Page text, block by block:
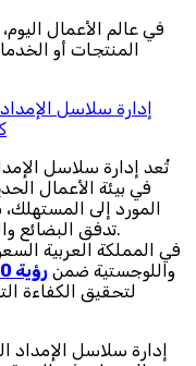
في عالم الأعمال
المنتجات أو
إدارة سلاسل
تُعد إدارة سلاسل
في بيئة الأعمال
المورد إلى
تدفق البضائع والخدمات والمعلومات عبر جميع المراحل.
في المملكة العربية
واللوجستية ضمن رؤية 2030
لتحقيق الكفاءة
إدارة سلاسل الإمداد